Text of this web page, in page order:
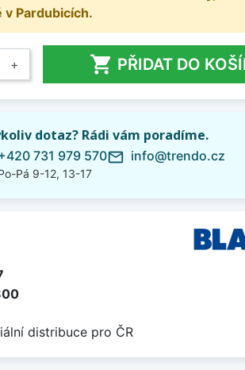
v Pardubicích.
+  PŘIDAT DO
dotaz? Rádi vám poradíme.
731 979 570
Pá 9-12, 13-17
mail_outline info@trendo.cz
distribuce pro ČR